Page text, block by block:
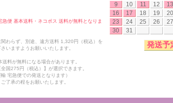
便 基本送料・ネコポス 送料が無料となりま
わらず、別途、遠方送料 1,320円（税込）を
いますようお願いいたします。
料が無料になる場合があります。
国275円（税込）】が選択できます。
宅急便での発送となります）
了承の程をお願いたします。
9
10 11 12 13
16
17 18 19 20
23
24 25 26 27
30
31
発送予